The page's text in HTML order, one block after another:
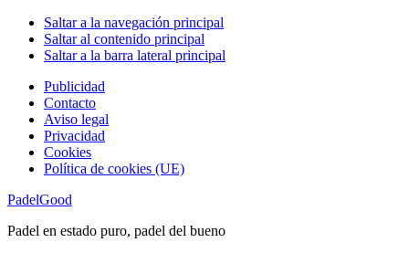
Saltar a la navegación principal
Saltar al contenido principal
Saltar a la barra lateral principal
Publicidad
Contacto
Aviso legal
Privacidad
Cookies
Política de cookies (UE)
PadelGood
Padel en estado puro, padel del bueno